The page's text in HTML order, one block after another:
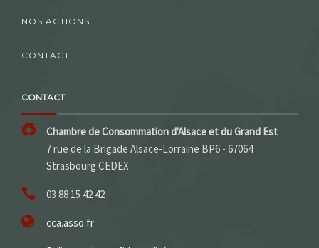
NOS ACTIONS
CONTACT
CONTACT
Chambre de Consommation d'Alsace et du Grand Est
7 rue de la Brigade Alsace-Lorraine BP6 - 67064
Strasbourg CEDEX
03 88 15 42 42
cca.asso.fr